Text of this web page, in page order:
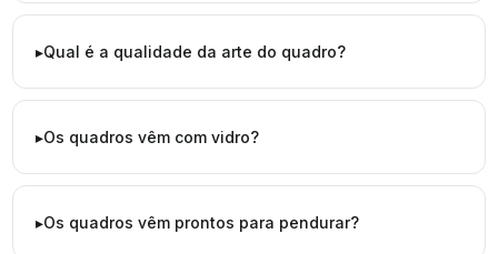
Qual é a qualidade da arte do quadro?
Os quadros vêm com vidro?
Os quadros vêm prontos para pendurar?